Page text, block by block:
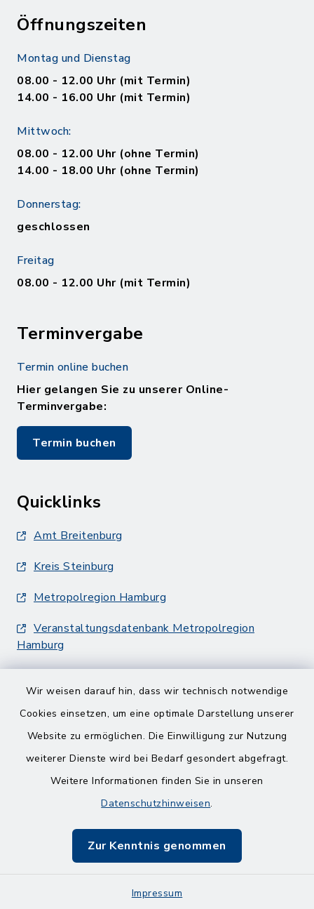
Wir weisen darauf hin, dass wir technisch notwendige
Cookies einsetzen, um eine optimale Darstellung unserer
Website zu ermöglichen. Die Einwilligung zur Nutzung
weiterer Dienste wird bei Bedarf gesondert abgefragt.
Weitere Informationen finden Sie in unseren
Datenschutzhinweisen.
Zur Kenntnis genommen
Impressum
Öffnungszeiten
Montag und Dienstag
08.00 - 12.00 Uhr (mit Termin)
14.00 - 16.00 Uhr (mit Termin)
Mittwoch:
08.00 - 12.00 Uhr (ohne Termin)
14.00 - 18.00 Uhr (ohne Termin)
Donnerstag:
geschlossen
Freitag
08.00 - 12.00 Uhr (mit Termin)
Terminvergabe
Termin online buchen
Hier gelangen Sie zu unserer Online-
Terminvergabe:
Termin buchen
Quicklinks
Amt Breitenburg
Kreis Steinburg
Metropolregion Hamburg
Veranstaltungsdatenbank Metropolregion
Hamburg
Barrierefreiheit
Impressum
Sitemap